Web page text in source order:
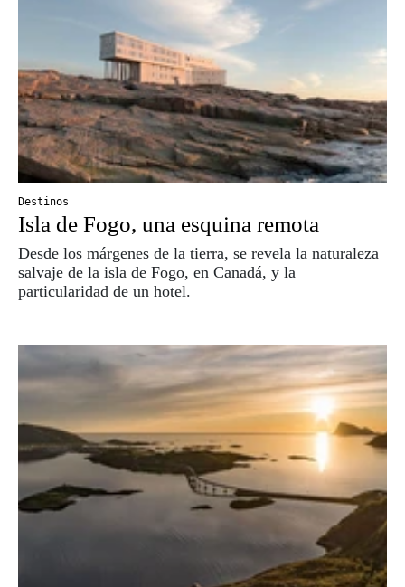
Destinos
Isla de Fogo, una esquina remota
Desde los márgenes de la tierra, se revela la naturaleza
salvaje de la isla de Fogo, en Canadá, y la
particularidad de un hotel.